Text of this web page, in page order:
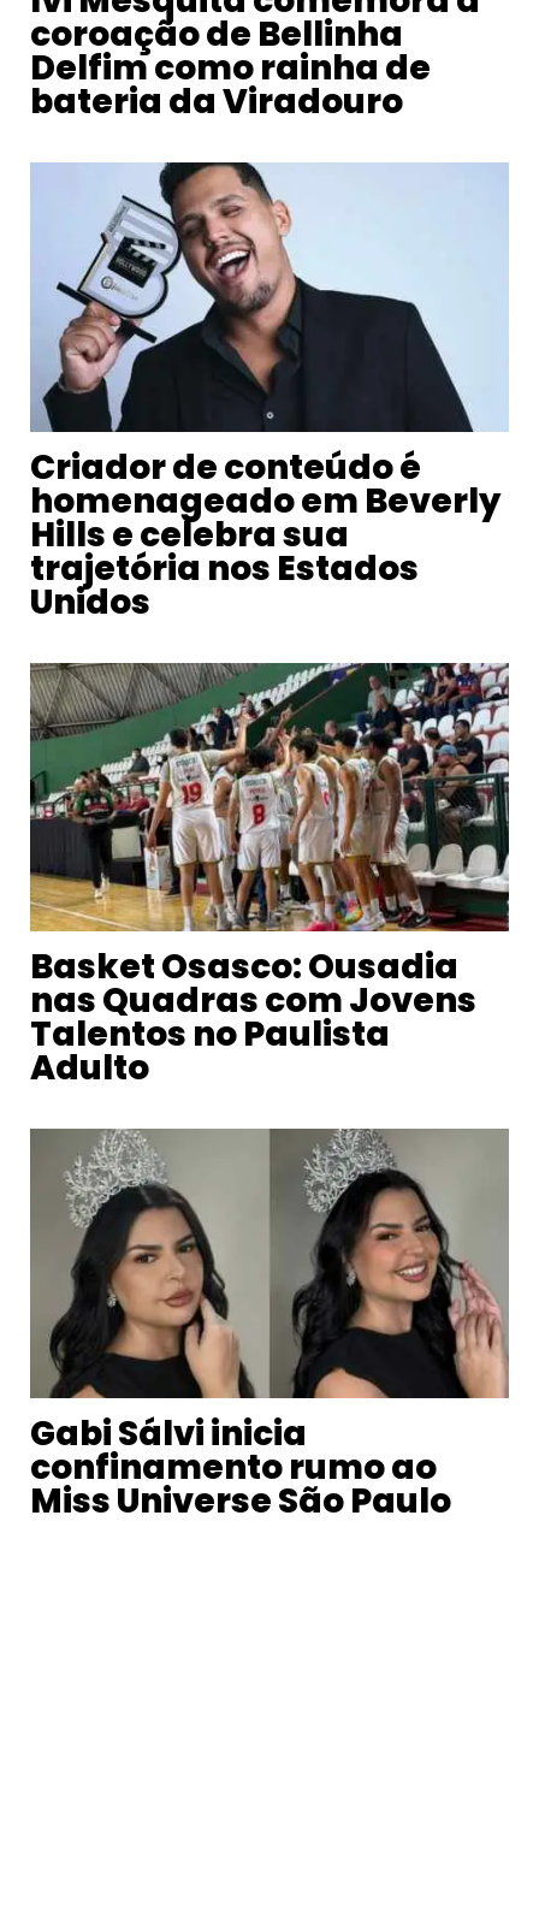
coroação de Bellinha
Delfim como rainha de
bateria da Viradouro
Criador de conteúdo é
homenageado em Beverly
Hills e celebra sua
trajetória nos Estados
Unidos
Basket Osasco: Ousadia
nas Quadras com Jovens
Talentos no Paulista
Adulto
Gabi Sálvi inicia
confinamento rumo ao
Miss Universe São Paulo